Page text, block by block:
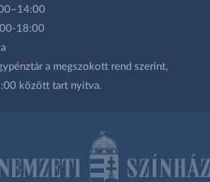
18:00
a megszokott rend szerint,
között tart nyitva.